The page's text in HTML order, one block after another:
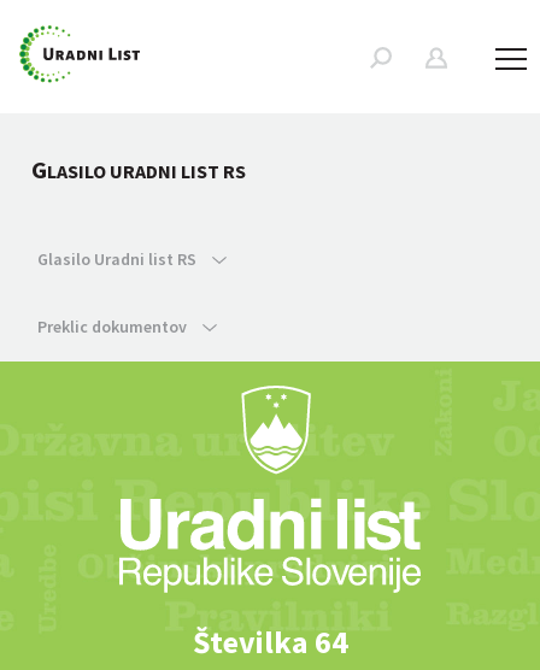
GLASILO URADNI LIST RS
Glasilo Uradni list RS
Preklic dokumentov
Številka 64